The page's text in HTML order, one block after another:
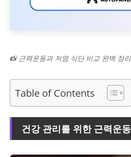
📸 근력운동과 저염 식단 비교 완벽 정
Table of Contents
건강 관리를 위한 근력운